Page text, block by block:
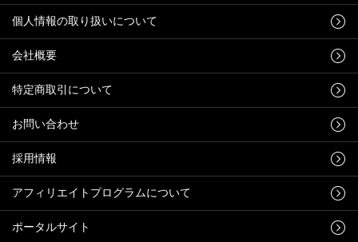
個人情報の取り扱いについて
会社概要
特定商取引について
お問い合わせ
採用情報
アフィリエイトプログラムについて
ポータルサイト